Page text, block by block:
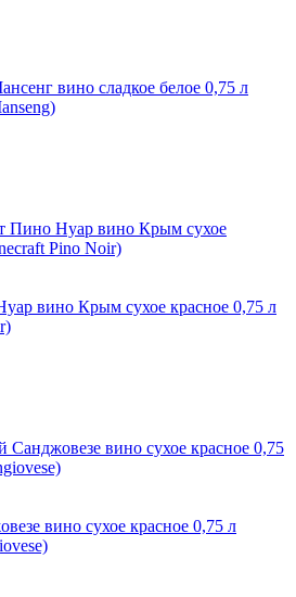
вино сладкое белое 0,75 л
вино Крым сухое красное 0,75 л
вино сухое красное 0,75 л